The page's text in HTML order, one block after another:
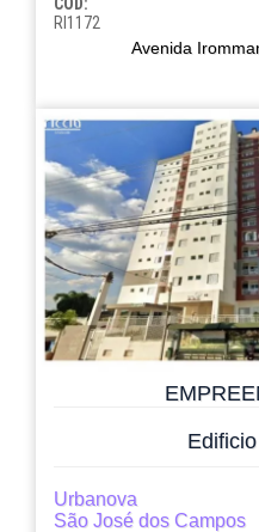
RI1172
Avenida
Urbanova
São José dos Campos